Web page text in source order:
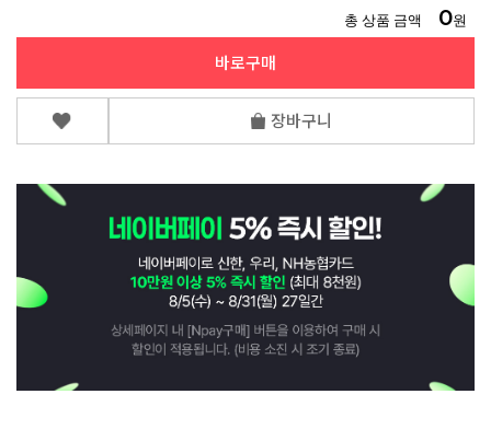
총 상품 금액 0원
바로구매
장바구니